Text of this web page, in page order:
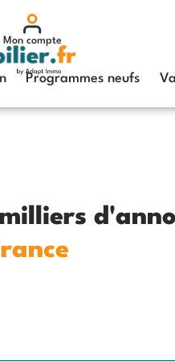
Mon compte
Programmes neufs